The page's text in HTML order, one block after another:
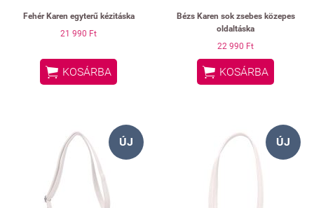
Fehér Karen egyterű kézitáska
21 990 Ft
 KOSÁRBA
Bézs Karen sok zsebes közepes
oldaltáska
22 990 Ft
 KOSÁRBA
ÚJ ÚJ